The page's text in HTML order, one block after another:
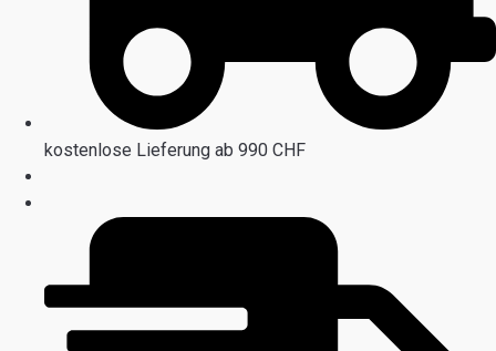
kostenlose Lieferung ab 990 CHF